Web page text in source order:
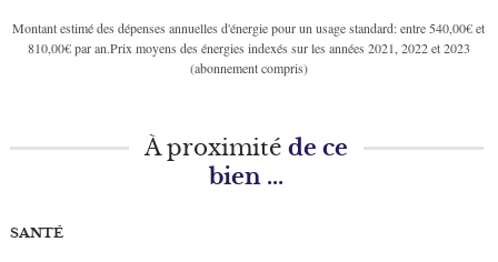
Montant estimé des dépenses annuelles d'énergie pour un usage standard: entre 540,00€ et
810,00€ par an.Prix moyens des énergies indexés sur les années 2021, 2022 et 2023
(abonnement compris)
À proximitéde ce
bien ...
SANTÉ